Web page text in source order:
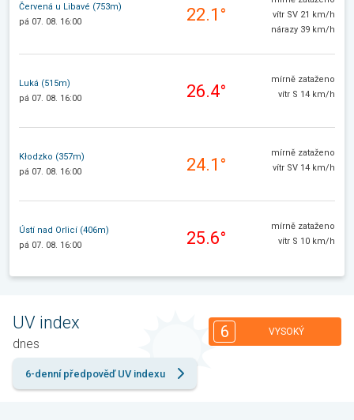
Červená u Libavé (753m)
pá 07. 08. 16:00
22.1°
vítr SV 21 km/h
nárazy 39 km/h
Luká (515m)
pá 07. 08. 16:00
26.4°
mírně zataženo
vítr S 14 km/h
Kłodzko (357m)
pá 07. 08. 16:00
24.1°
mírně zataženo
vítr SV 14 km/h
Ústí nad Orlicí (406m)
pá 07. 08. 16:00
25.6°
mírně zataženo
vítr S 10 km/h
UV index
dnes
6 VYSOKÝ
6-denní předpověď UV indexu